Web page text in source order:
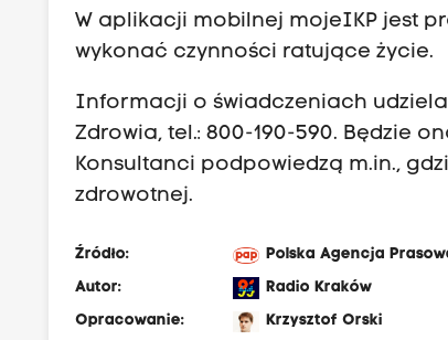
W aplikacji mobilnej mojeIKP jest
wykonać czynności ratujące życie.
Informacji o świadczeniach
Zdrowia, tel.: 800-190-590. Będzie
Konsultanci podpowiedzą m.in.,
zdrowotnej.
Źródło:
Polska Agencja
Autor:
Radio Kraków
Opracowanie:
Krzysztof Orski